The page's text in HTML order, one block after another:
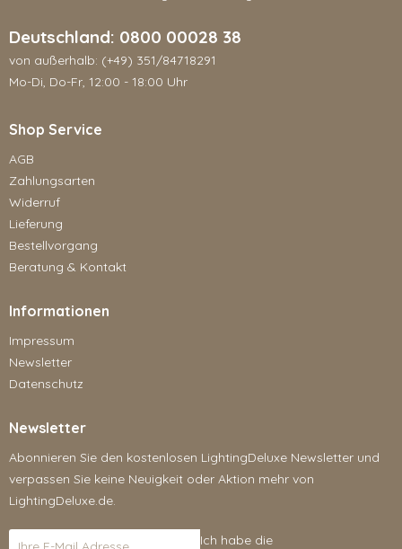
Deutschland: 0800 00028 38
von außerhalb: (+49) 351/84718291
Mo-Di, Do-Fr, 12:00 - 18:00 Uhr
Shop Service
AGB
Zahlungsarten
Widerruf
Lieferung
Bestellvorgang
Beratung & Kontakt
Informationen
Impressum
Newsletter
Datenschutz
Newsletter
Abonnieren Sie den kostenlosen LightingDeluxe Newsletter und
verpassen Sie keine Neuigkeit oder Aktion mehr von
LightingDeluxe.de.
Ich habe die